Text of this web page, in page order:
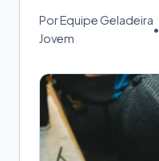
Por Equipe Geladeira
Jovem
•